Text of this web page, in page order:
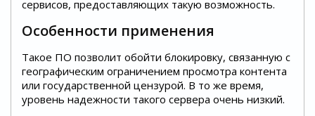
сервисов, предоставляющих такую возможность.
Особенности применения
Такое ПО позволит обойти блокировку, связанную с
географическим ограничением просмотра контента
или государственной цензурой. В то же время,
уровень надежности такого сервера очень низкий.